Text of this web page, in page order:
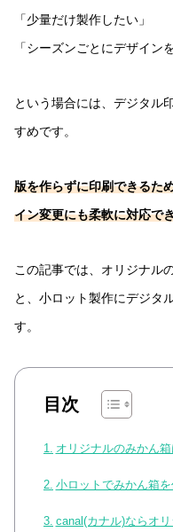
「少量だけ製作したい」
「シーズンごとにデザイン
という場合には、デジタル
すめです。
版を作らずに印刷できるた
イン変更にも柔軟に対応で
この記事では、オリジナル
と、小ロット製作にデジタ
す。
目次
オリジナルのみかん
小ロットでみかん箱
canal(カナル)ならオ